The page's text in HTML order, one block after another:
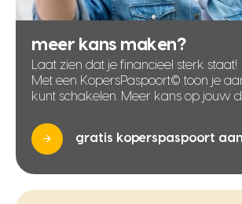
meer kans maken?
Laat zien dat je financieel sterk staat!
Met een KopersPaspoort© toon je
kunt schakelen. Meer kans op jouw
gratis koperspaspoort